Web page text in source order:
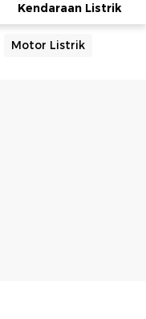
Kendaraan Listrik
Motor Listrik